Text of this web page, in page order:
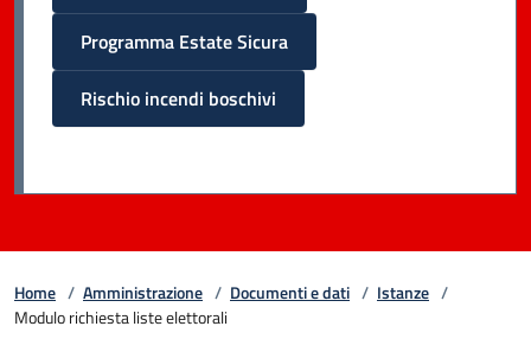
Programma Estate Sicura
Rischio incendi boschivi
Home / Amministrazione / Documenti e dati / Istanze /
Modulo richiesta liste elettorali